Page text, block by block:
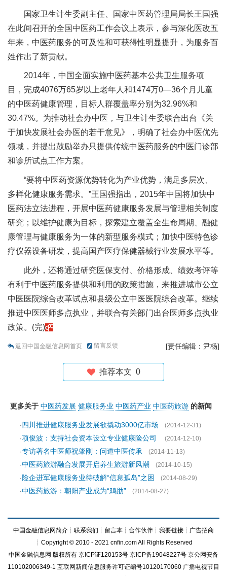
国家卫生计生委副主任、国家中医药管理局局长王国强
在此间召开的全国中医药工作会议上表示，参与深化医改五
年来，中医药服务的可及性和可获得性明显提升，为服务百
姓作出了新贡献。
2014年，中国全面实施中医药基本公共卫生服务项
目，完成4076万65岁以上老年人和1474万0—36个月儿童
的中医药健康管理，目标人群覆盖率分别为32.96%和
30.47%。为推动社会办中医，与卫生计生委联合出台《关
于加快发展社会办医的若干意见》，明确了社会办中医优先
领域，并提出鼓励举办只提供传统中医药服务的中医门诊部
和诊所试点工作方案。
“要将中医药资源优势转化为产业优势，满足多层次、
多样化健康服务需求。”王国强指出，2015年中国将加快中
医药法立法进程，开展中医药健康服务发展与管理相关制度
研究；以维护健康为目标，探索建立覆盖全生命周期、融健
康管理与健康服务为一体的新型服务模式；加快中医特色诊
疗仪器设备研发，提高国产医疗保健器械行业发展水平等。
此外，还将通过研究医保支付、价格形成、绩效考评等
有利于中医药服务提供和利用的政策措施，来推进城市公立
中医医院综合改革试点和县级公立中医医院综合改革。继续
推进中医医师多点执业，并联合有关部门出台医师多点执业
政策。(完)
返回中国金融信息网首页 留言反馈 [责任编辑：尹杨]
推荐本文 0
更多关于 中医药发展 健康服务业 中医药产业 中医药旅游 的新闻
·四川推进健康服务业发展欲撬动3000亿市场
(2014-12-31)
·项俊波：支持社会资本设立专业健康险公司
(2014-12-10)
·专访著名中医师祝肇刚：问道中医传承
(2014-11-13)
·中医药旅游融合发展开启养生旅游新风潮
(2014-10-15)
·险企进军健康服务业待破解“信息孤岛”之困
(2014-08-29)
·中医药旅游：朝阳产业成为“鸡肋” (2014-08-27)
中国金融信息网简介 ┊ 联系我们 ┊ 留言本 ┊ 合作伙伴 ┊ 我要链接 ┊ 广告招商
┊Copyright © 2010 - 2021 cnfin.com All Rights Reserved
中国金融信息网 版权所有 京ICP证120153号 京ICP备19048227号 京公网安备
110102006349-1 互联网新闻信息服务许可证编号10120170060 广播电视节目